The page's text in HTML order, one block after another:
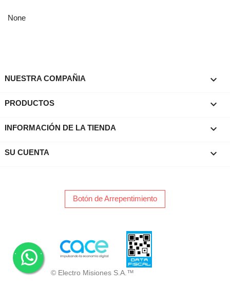
None
NUESTRA COMPAÑIA 
PRODUCTOS 
INFORMACIÓN DE LA TIENDA keyboard_arrow_down
SU CUENTA 
Botón de Arrepentimiento
© Electro Misiones S.A.™
. .